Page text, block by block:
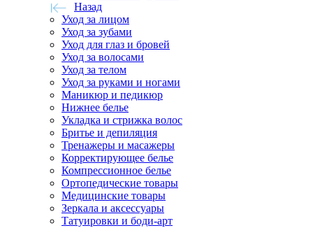
Назад
Уход за лицом
Уход за зубами
Уход для глаз и бровей
Уход за волосами
Уход за телом
Уход за руками и ногами
Маникюр и педикюр
Нижнее белье
Укладка и стрижка волос
Бритье и депиляция
Тренажеры и масажеры
Корректирующее белье
Компрессионное белье
Ортопедические товары
Медицинские товары
Зеркала и аксессуары
Татуировки и боди-арт